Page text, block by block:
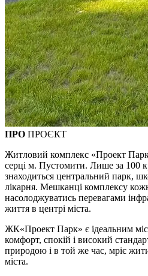
ПРО ПРОЄКТ
Житловий комплекс «Проект
серці м. Пустомити. Лише за 100
знаходиться центральний парк,
лікарня. Мешканці комплексу
насолоджуватись перевагами
життя в центрі міста.
ЖК«Проект Парк» є ідеальним
комфорт, спокій і високий
природою і в той же час, мріє
міста.